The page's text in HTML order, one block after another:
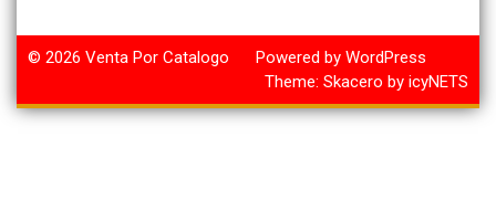
© 2026 Venta Por Catalogo
Powered by WordPress
Theme: Skacero by icyNETS